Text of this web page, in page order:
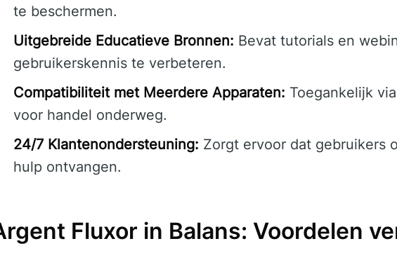
te beschermen.
Uitgebreide Educatieve Bronnen: Bevat tutorials en
gebruikerskennis te verbeteren.
Compatibiliteit met Meerdere Apparaten: Toegankelijk
voor handel onderweg.
24/7 Klantenondersteuning: Zorgt ervoor dat gebruikers
hulp ontvangen.
Fluxor in Balans: Voordelen